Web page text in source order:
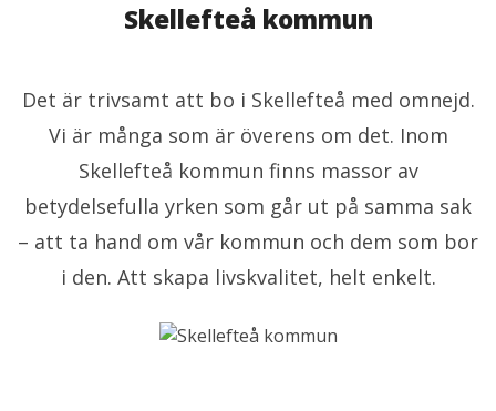
Skellefteå kommun
Det är trivsamt att bo i Skellefteå med omnejd.
Vi är många som är överens om det. Inom
Skellefteå kommun finns massor av
betydelsefulla yrken som går ut på samma sak
– att ta hand om vår kommun och dem som bor
i den. Att skapa livskvalitet, helt enkelt.